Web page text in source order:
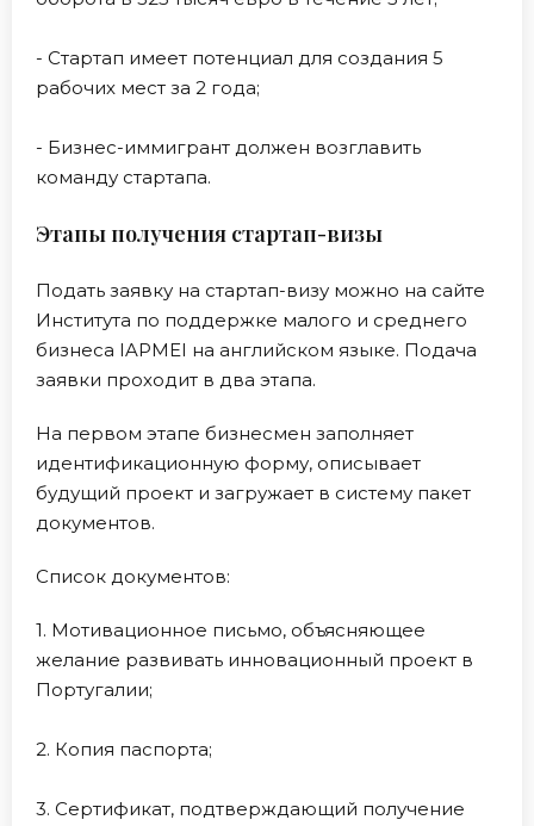
- Стартап имеет потенциал для создания 5
рабочих мест за 2 года;
- Бизнес-иммигрант должен возглавить
команду стартапа.
Этапы получения стартап-визы
Подать заявку на стартап-визу можно на сайте
Института по поддержке малого и среднего
бизнеса IAPMEI на английском языке. Подача
заявки проходит в два этапа.
На первом этапе бизнесмен заполняет
идентификационную форму, описывает
будущий проект и загружает в систему пакет
документов.
Список документов:
1. Мотивационное письмо, объясняющее
желание развивать инновационный проект в
Португалии;
2. Копия паспорта;
3. Сертификат, подтверждающий получение